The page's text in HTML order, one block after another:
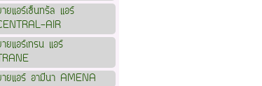
ยแอร์เซ็นทรัล แอร์
AIR
ยแอร์เทรน แอร์
ยแอร์ อามีนา AMENA